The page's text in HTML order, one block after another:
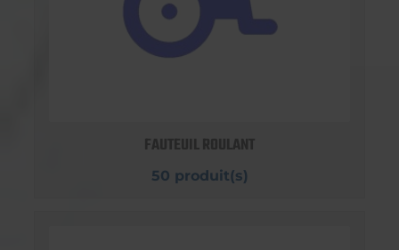
FAUTEUIL ROULANT
50 produit(s)